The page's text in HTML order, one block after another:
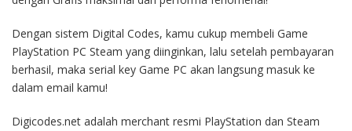
Dengan sistem Digital Codes, kamu cukup membeli Game
PlayStation PC Steam yang diinginkan, lalu setelah pembayaran
berhasil, maka serial key Game PC akan langsung masuk ke
dalam email kamu!
Digicodes.net adalah merchant resmi PlayStation dan Steam